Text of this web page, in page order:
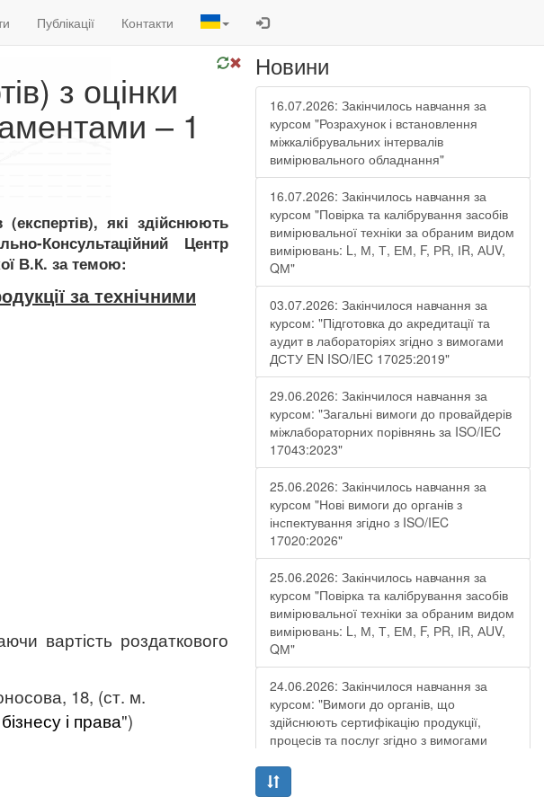
Публікації Контакти
з оцінки
– 1
(експертів), які здійснюють
Консультаційний Центр
В.К. за темою:
за технічними
вартість роздаткового
18, (ст. м.
і права")
Новини
16.07.2026: Закінчилось навчання за
курсом "Розрахунок і встановлення
міжкалібрувальних інтервалів
вимірювального обладнання"
16.07.2026: Закінчилось навчання за
курсом "Повірка та калібрування засобів
вимірювальної техніки за обраним видом
вимірювань: L, М, Т, ЕМ, F, РR, ІR, АUV,
QМ"
03.07.2026: Закінчилося навчання за
курсом: "Підготовка до акредитації та
аудит в лабораторіях згідно з вимогами
ДСТУ EN ISO/IEC 17025:2019"
29.06.2026: Закінчилося навчання за
курсом: "Загальні вимоги до провайдерів
міжлабораторних порівнянь за ISO/IEC
17043:2023"
25.06.2026: Закінчилось навчання за
курсом "Нові вимоги до органів з
інспектування згідно з ISO/IEC
17020:2026"
25.06.2026: Закінчилось навчання за
курсом "Повірка та калібрування засобів
вимірювальної техніки за обраним видом
вимірювань: L, М, Т, ЕМ, F, РR, ІR, АUV,
QМ"
24.06.2026: Закінчилося навчання за
курсом: "Вимоги до органів, що
здійснюють сертифікацію продукції,
процесів та послуг згідно з вимогами
19.06.2026: Закінчилося навчання за